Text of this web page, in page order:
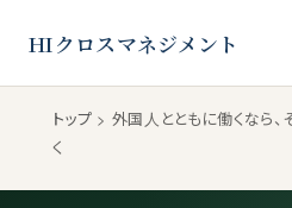
HIクロスマネジメント
外国人とともに働くなら、
トップ > 外国人とともに働くなら
く